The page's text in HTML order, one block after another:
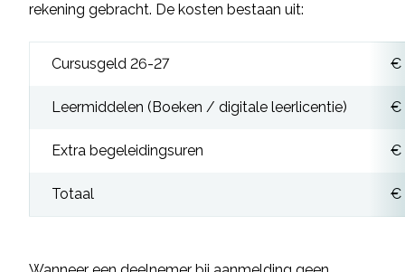
rekening gebracht. De kosten bestaan uit:
Cursusgeld 26-27 €
Leermiddelen (Boeken / digitale leerlicentie) €
Extra begeleidingsuren €
Totaal €